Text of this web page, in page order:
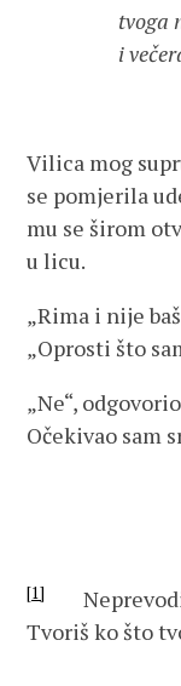
tvoga
i večeras
Vilica mog
se pomjerila
mu se širom
u licu.
„Rima i nije
„Oprosti što
„Ne“,
Očekivao sam
[1]
Tvoriš ko što